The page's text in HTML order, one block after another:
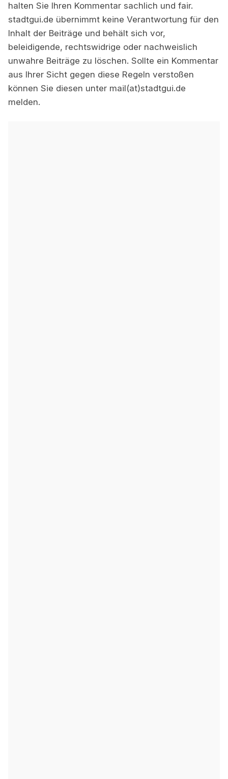
halten Sie Ihren Kommentar sachlich und fair.
stadtgui.de übernimmt keine Verantwortung für den
Inhalt der Beiträge und behält sich vor,
beleidigende, rechtswidrige oder nachweislich
unwahre Beiträge zu löschen. Sollte ein Kommentar
aus Ihrer Sicht gegen diese Regeln verstoßen
können Sie diesen unter mail(at)stadtgui.de
melden.